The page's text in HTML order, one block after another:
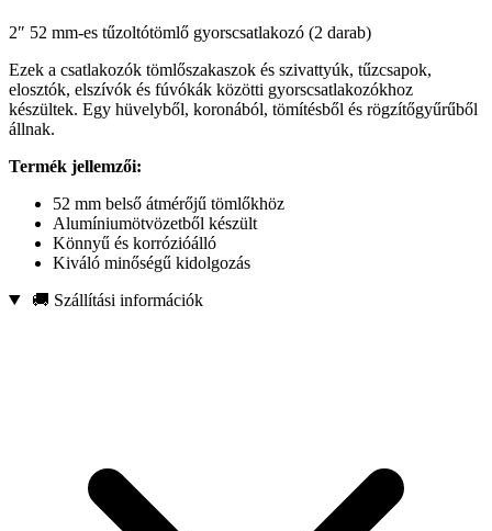
2″ 52 mm-es tűzoltótömlő gyorscsatlakozó (2 darab)
Ezek a csatlakozók tömlőszakaszok és szivattyúk, tűzcsapok,
elosztók, elszívók és fúvókák közötti gyorscsatlakozókhoz
készültek. Egy hüvelyből, koronából, tömítésből és rögzítőgyűrűből
állnak.
Termék jellemzői:
52 mm belső átmérőjű tömlőkhöz
Alumíniumötvözetből készült
Könnyű és korrózióálló
Kiváló minőségű kidolgozás
🚚 Szállítási információk